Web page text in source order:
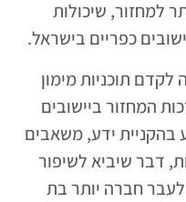
למחזור, שיכולות
כפריים בישראל.
לקדם תוכניות מימון
המחזור ביישובים
בהקניית ידע, משאבים
דבר שיביא לשיפור
חברה יותר בת